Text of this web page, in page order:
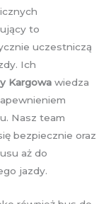
to
uczestniczą
Ich
Kargowa wiedza
Nasz team
bezpiecznie oraz
aż do
jazdy.